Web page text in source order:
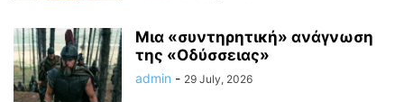
Μια «συντηρητική» ανάγνωση
της «Οδύσσειας»
admin - 29 July, 2026